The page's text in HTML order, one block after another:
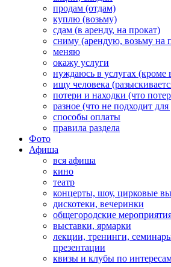
продам (отдам)
куплю (возьму)
сдам (в аренду, на прокат)
сниму (арендую, возьму на
меняю
окажу услуги
нуждаюсь в услугах (кроме
ищу человека
потери и находки (что
разное (что не подходит
способы оплаты
правила раздела
Фото
Афиша
вся афиша
кино
театр
концерты, шоу, цирковые
дискотеки, вечеринки
общегородские
выставки, ярмарки
лекции, тренинги,
презентации
квизы и клубы по